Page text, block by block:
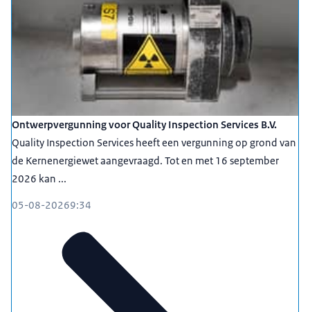
Ontwerpvergunning voor Quality Inspection Services B.V.
Quality Inspection Services heeft een vergunning op grond van
de Kernenergiewet aangevraagd. Tot en met 16 september
2026 kan ...
05-08-20269:34